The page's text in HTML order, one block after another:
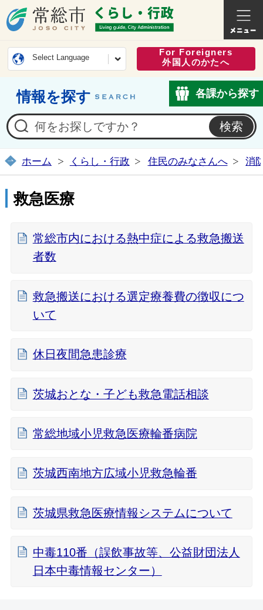
常総市公式ホームページ
くらし
Select Language
For Foreigners
外国人のかたへ
情報を探す 各課から探す
ホーム くらし・行政 住民のみなさんへ 消
救急医療
常総市内における熱中症による救急搬送
者数
救急搬送における選定療養費の徴収につ
いて
休日夜間急患診療
茨城おとな・子ども救急電話相談
常総地域小児救急医療輪番病院
茨城西南地方広域小児救急輪番
茨城県救急医療情報システムについて
中毒110番（誤飲事故等、公益財団法人
日本中毒情報センター）